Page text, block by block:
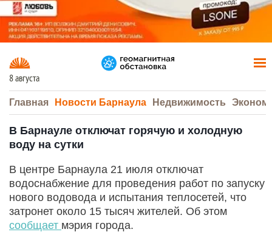
8 августа
Главная Новости Барнаула Недвижимость
В Барнауле отключат горячую и холодную
воду на сутки
В центре Барнаула 21 июля отключат
водоснабжение для проведения работ по запуску
нового водовода и испытания теплосетей, что
затронет около 15 тысяч жителей. Об этом
сообщает мэрия города.